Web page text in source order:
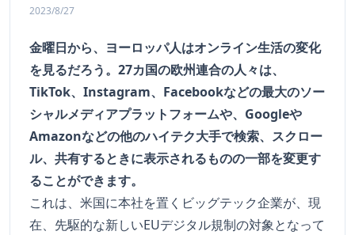
2023/8/27
金曜日から、ヨーロッパ人はオンライン生活の変化
を見るだろう。27カ国の欧州連合の人々は、
TikTok、Instagram、Facebookなどの最大のソー
シャルメディアプラットフォームや、Googleや
Amazonなどの他のハイテク大手で検索、スクロー
ル、共有するときに表示されるものの一部を変更す
ることができます。
これは、米国に本社を置くビッグテック企業が、現
在、先駆的な新しいEUデジタル規制の対象となって